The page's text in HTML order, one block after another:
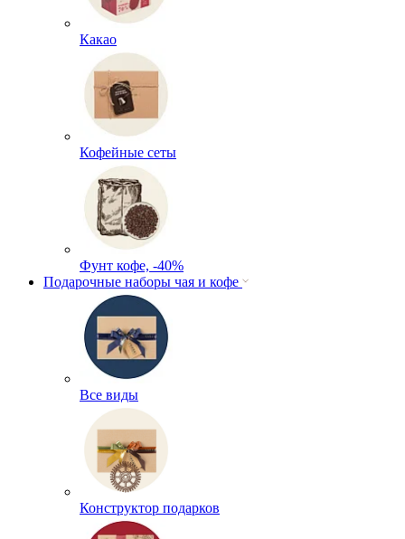
Какао
Кофейные сеты
Фунт кофе, -40%
Подарочные наборы чая и кофе
Все виды
Конструктор подарков